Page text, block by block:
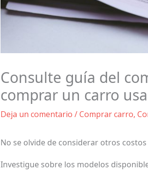
Consulte guía del
comprar un carro
Deja un comentario /Comprar carro,
No se olvide de considerar otros
Investigue sobre los modelos